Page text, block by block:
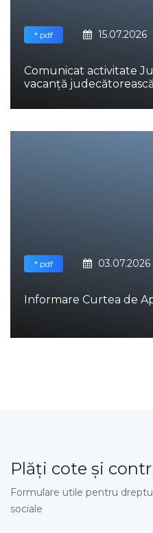
*.pdf 15.07.2026
Comunicat activitate
vacanță
*.pdf 03.07.2026
Informare Curtea de
Plăţi cote şi
Formulare utile pentru
sociale